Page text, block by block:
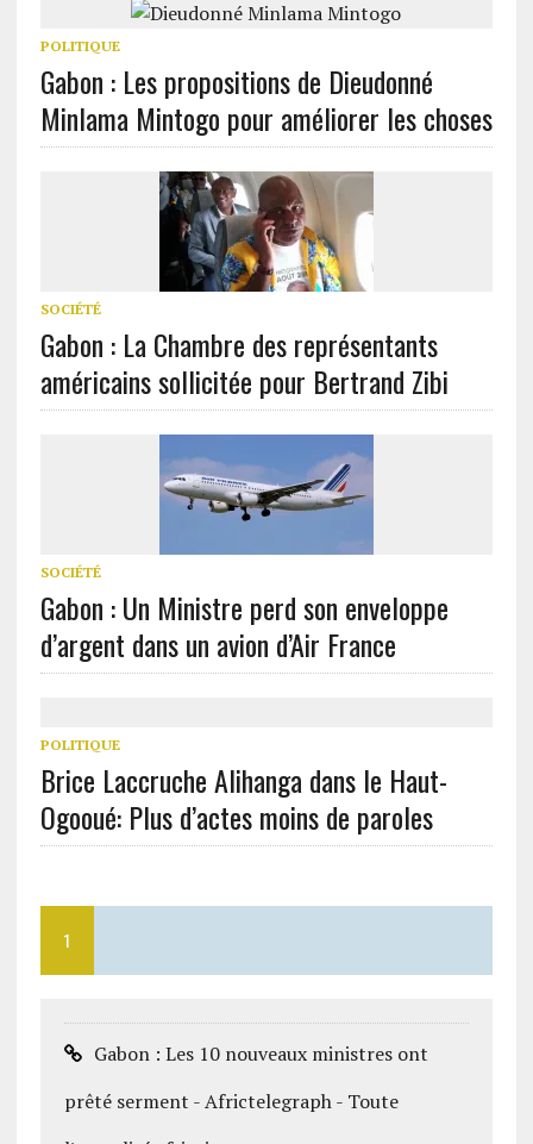
POLITIQUE
Gabon : Les propositions de Dieudonné
Minlama Mintogo pour améliorer les choses
SOCIÉTÉ
Gabon : La Chambre des représentants
américains sollicitée pour Bertrand Zibi
SOCIÉTÉ
Gabon : Un Ministre perd son enveloppe
d’argent dans un avion d’Air France
POLITIQUE
Brice Laccruche Alihanga dans le Haut-
Ogooué: Plus d’actes moins de paroles
1
Gabon : Les 10 nouveaux ministres ont
prêté serment - Africtelegraph - Toute